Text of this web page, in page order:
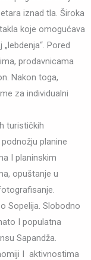
iznad tla. Široka
koje omogućava
Pored
prodavnicama
Nakon toga,
za individualni
turističkih
planine
I planinskim
opuštanje u
Sopelija. Slobodno
I populatna
Sapandža.
I aktivnostima